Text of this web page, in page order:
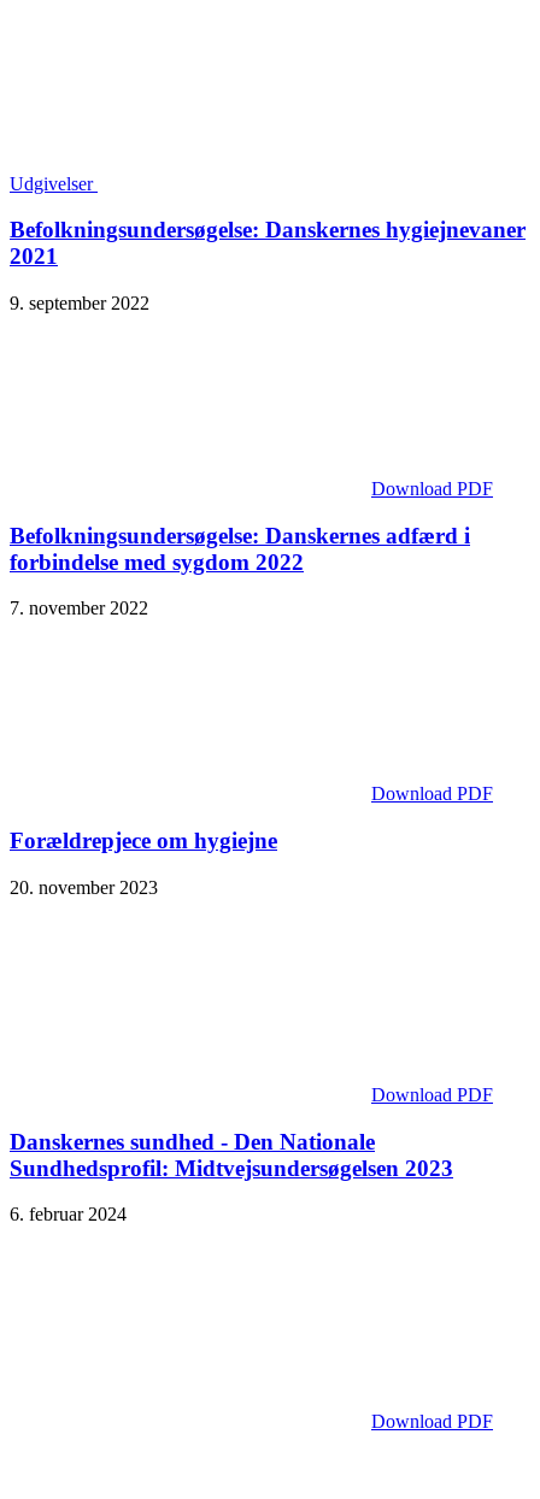
Udgivelser
Befolkningsundersøgelse: Danskernes hygiejnevaner
2021
9. september 2022
Download PDF
Befolknings­undersøgelse: Danskernes adfærd i
forbindelse med sygdom 2022
7. november 2022
Download PDF
Forældrepjece om hygiejne
20. november 2023
Download PDF
Danskernes sundhed - Den Nationale
Sundhedsprofil: Midtvejsundersøgelsen 2023
6. februar 2024
Download PDF